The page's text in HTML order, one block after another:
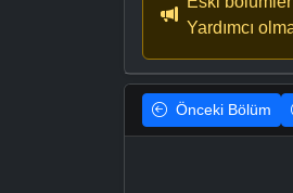
Yardımcı
Önceki Bölüm